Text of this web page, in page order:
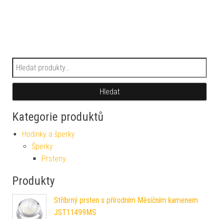
Hledat:
Hledat
Kategorie produktů
Hodinky a šperky
Šperky
Prsteny
Produkty
Stříbrný prsten s přírodním Měsíčním kamenem
JST11499MS